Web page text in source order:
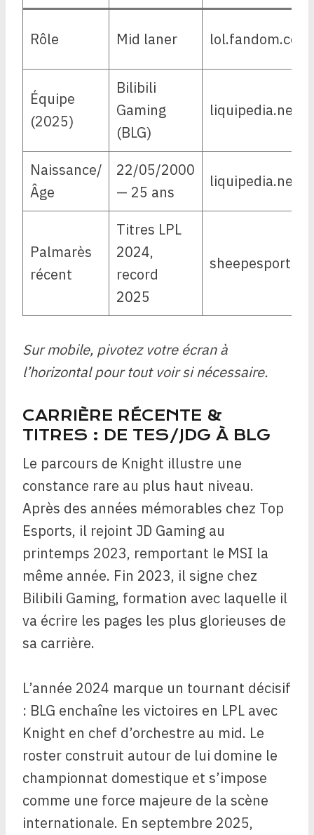
Rôle Mid laner
Équipe
(2025)
Bilibili
Gaming
(BLG)
liquipedia.net/
Naissance/
Âge
22/05/2000
— 25 ans
liquipedia.net/
Palmarès
récent
Titres LPL
2024,
record
2025
Sur mobile, pivotez votre écran à
l’horizontal pour tout voir si nécessaire.
CARRIÈRE RÉCENTE &
TITRES : DE TES/JDG À BLG
Le parcours de Knight illustre une
constance rare au plus haut niveau.
Après des années mémorables chez Top
Esports, il rejoint JD Gaming au
printemps 2023, remportant le MSI la
même année. Fin 2023, il signe chez
Bilibili Gaming, formation avec laquelle il
va écrire les pages les plus glorieuses de
sa carrière.
L’année 2024 marque un tournant décisif
: BLG enchaîne les victoires en LPL avec
Knight en chef d’orchestre au mid. Le
roster construit autour de lui domine le
championnat domestique et s’impose
comme une force majeure de la scène
internationale. En septembre 2025,